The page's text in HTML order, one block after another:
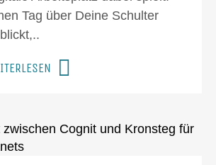
Tag über Deine Schulter